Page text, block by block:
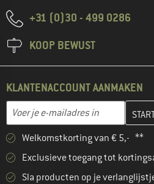
+31 (0)30 - 499 0286
KOOP BEWUST
KLANTENACCOUNT AANMAKEN
E-mailadres
Vul je e-mailadres hier in en maak
Welkomstkorting van € 5,- **
Exclusieve toegang tot
Sla producten op je